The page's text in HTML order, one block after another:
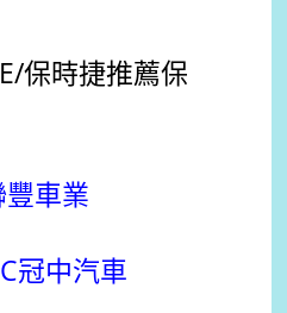
/保時捷推薦保
車業
冠中汽車